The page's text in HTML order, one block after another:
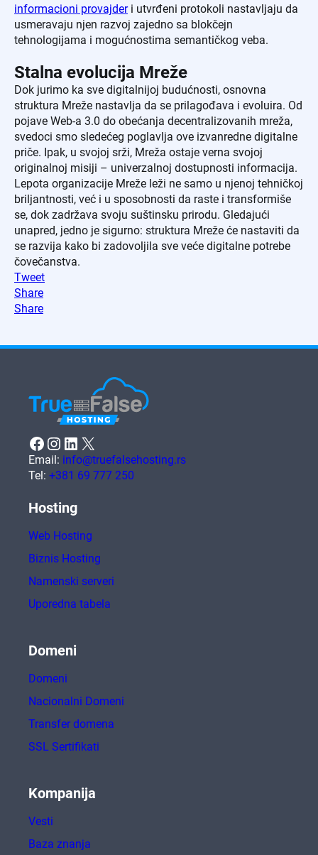
informacioni provajderi utvrđeni protokoli nastavljaju da
usmeravaju njen razvoj zajedno sa blokčejn
tehnologijama i mogućnostima semantičkog veba.
Stalna evolucija Mreže
Dok jurimo ka sve digitalnijoj budućnosti, osnovna
struktura Mreže nastavlja da se prilagođava i evoluira. Od
pojave Web-a 3.0 do obećanja decentralizovanih mreža,
svedoci smo sledećeg poglavlja ove izvanredne digitalne
priče. Ipak, u svojoj srži, Mreža ostaje verna svojoj
originalnoj misiji – univerzalnoj dostupnosti informacija.
Lepota organizacije Mreže leži ne samo u njenoj tehničkoj
briljantnosti, već i u sposobnosti da raste i transformiše
se, dok zadržava svoju suštinsku prirodu. Gledajući
unapred, jedno je sigurno: struktura Mreže će nastaviti da
se razvija kako bi zadovoljila sve veće digitalne potrebe
čovečanstva.
Tweet
Share
Share
Facebook Instagram LinkedIn X
Email: info@truefalsehosting.rs
Tel: +381 69 777 250
Hosting
Web Hosting
Biznis Hosting
Namenski serveri
Uporedna tabela
Domeni
Domeni
Nacionalni Domeni
Transfer domena
SSL Sertifikati
Kompanija
Vesti
Baza znanja